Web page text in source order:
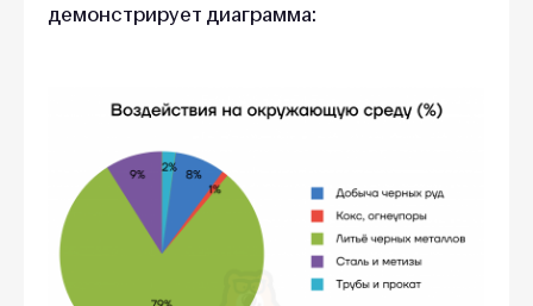
демонстрирует диаграмма: